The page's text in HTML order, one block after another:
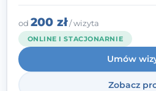
zmianą. W
narzędzi
od 200 zł/ wizyta
ONLINE I STACJONARNIE
Umów
Zobacz